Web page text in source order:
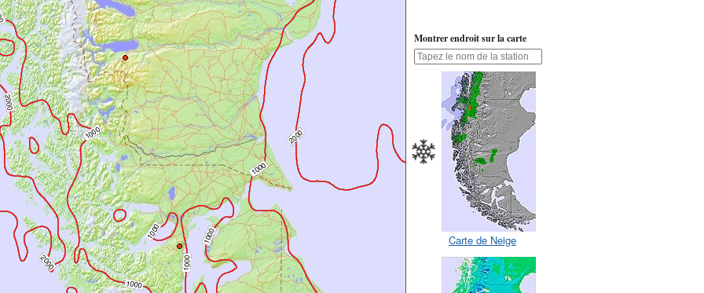
Montrer endroit sur la carte
Carte de Neige